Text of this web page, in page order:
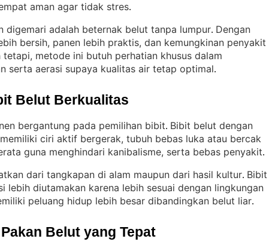
aman agar tidak stres.
digemari adalah beternak belut tanpa lumpur. Dengan
bersih, panen lebih praktis, dan kemungkinan penyakit
tetapi, metode ini butuh perhatian khusus dalam
serta aerasi supaya kualitas air tetap optimal.
Belut Berkualitas
bergantung pada pemilihan bibit. Bibit belut dengan
ciri aktif bergerak, tubuh bebas luka atau bercak
guna menghindari kanibalisme, serta bebas penyakit.
dari tangkapan di alam maupun dari hasil kultur. Bibit
lebih diutamakan karena lebih sesuai dengan lingkungan
peluang hidup lebih besar dibandingkan belut liar.
Belut yang Tepat